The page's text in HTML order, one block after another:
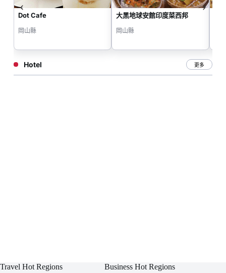
Dot Cafe
岡山縣
大黑地球安館印度菜西邦
岡山縣
Hotel 更多
Travel Hot Regions Business Hot Regions